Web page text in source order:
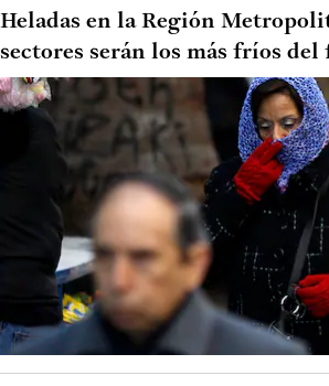
Heladas en la Región
sectores serán los más fríos del